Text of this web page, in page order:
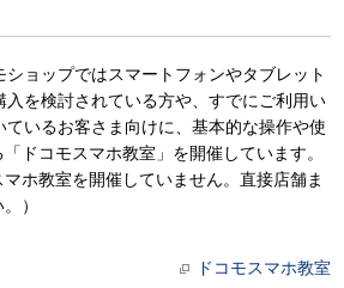
ショップではスマートフォンやタブレット
入を検討されている方や、すでにご利用い
ているお客さま向けに、基本的な操作や使
ドコモスマホ教室」を開催しています。
マホ教室を開催していません。直接店舗ま
）
ドコモスマホ教室